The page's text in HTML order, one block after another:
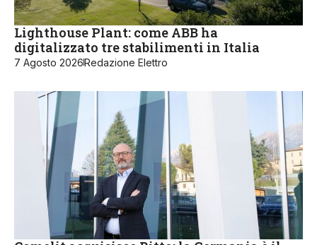
Lighthouse Plant: come ABB ha
digitalizzato tre stabilimenti in Italia
7 Agosto 2026Redazione Elettro